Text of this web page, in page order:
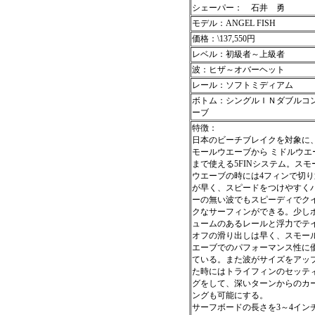
シェーパー： 石井 勇
モデル：ANGEL FISH
価格：\137,550円
レベル：初級者～上級者
波：ヒザ～オバーヘット
レール：ソフトミディアム
ボトム：シングルＩＮダブルコ
ーブ
特徴：
日本のビーチブレイクを対象に
モールウエーブから ミドルウエ
まで使える5FINシステム。スモ
ウエーブの時には4フィンで切
が早く、スピードをつけやすく
ーの無い波でもスピーディでク
クなサーフィンができる。少し
ュームのあるレールと浮力でテ
オフの滑り出しは早く、スモー
エーブでのパフォーマンス性に
ている。また波がサイズをアッ
た時にはトライフィンのセッテ
グをして、深いターンからのカ
ングも可能にする。
サーフボードの長さを3～4イン